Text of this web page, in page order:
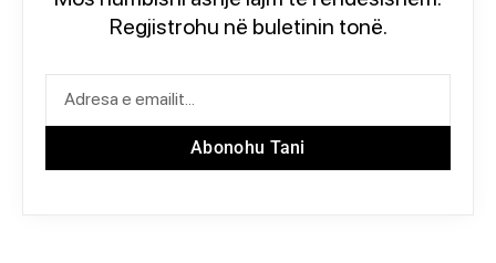
Regjistrohu në buletinin tonë.
Abonohu Tani